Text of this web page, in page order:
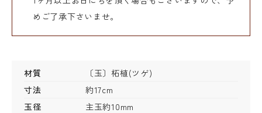
めご了承下さいませ。
材質
〔玉〕柘植(ツゲ)
寸法
約17cm
玉径
主玉約10mm